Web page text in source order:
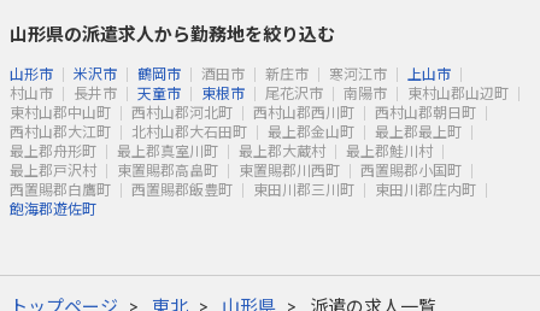
山形県の派遣求人から勤務地を絞り込む
山形市 米沢市 鶴岡市 酒田市 新庄市 寒河江市
上山市
村山市
長井市 天童市 東根市 尾花沢市 南陽市
東村山郡山辺町
東村山郡中山町
西村山郡河北町 西村山郡西川町
西村山郡朝日町
西村山郡大江町
北村山郡大石田町 最上郡金山町
最上郡最上町
最上郡舟形町
最上郡真室川町 最上郡大蔵村
最上郡鮭川村
最上郡戸沢村
東置賜郡高畠町 東置賜郡川西町
西置賜郡小国町
西置賜郡白鷹町
西置賜郡飯豊町 東田川郡三川町
東田川郡庄内町
飽海郡遊佐町